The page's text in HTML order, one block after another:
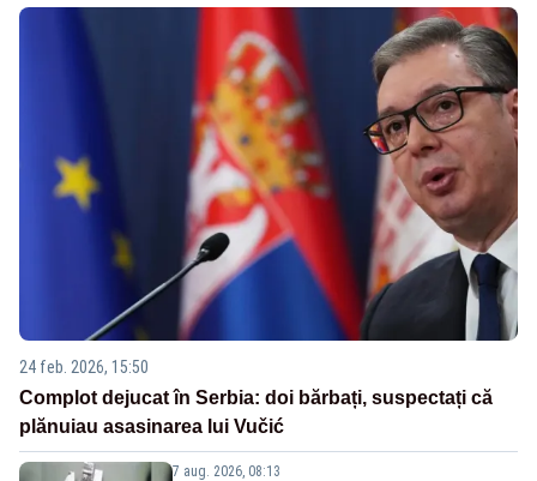
24 feb. 2026, 15:50
Complot dejucat în Serbia: doi bărbați, suspectați că
plănuiau asasinarea lui Vučić
7 aug. 2026, 08:13